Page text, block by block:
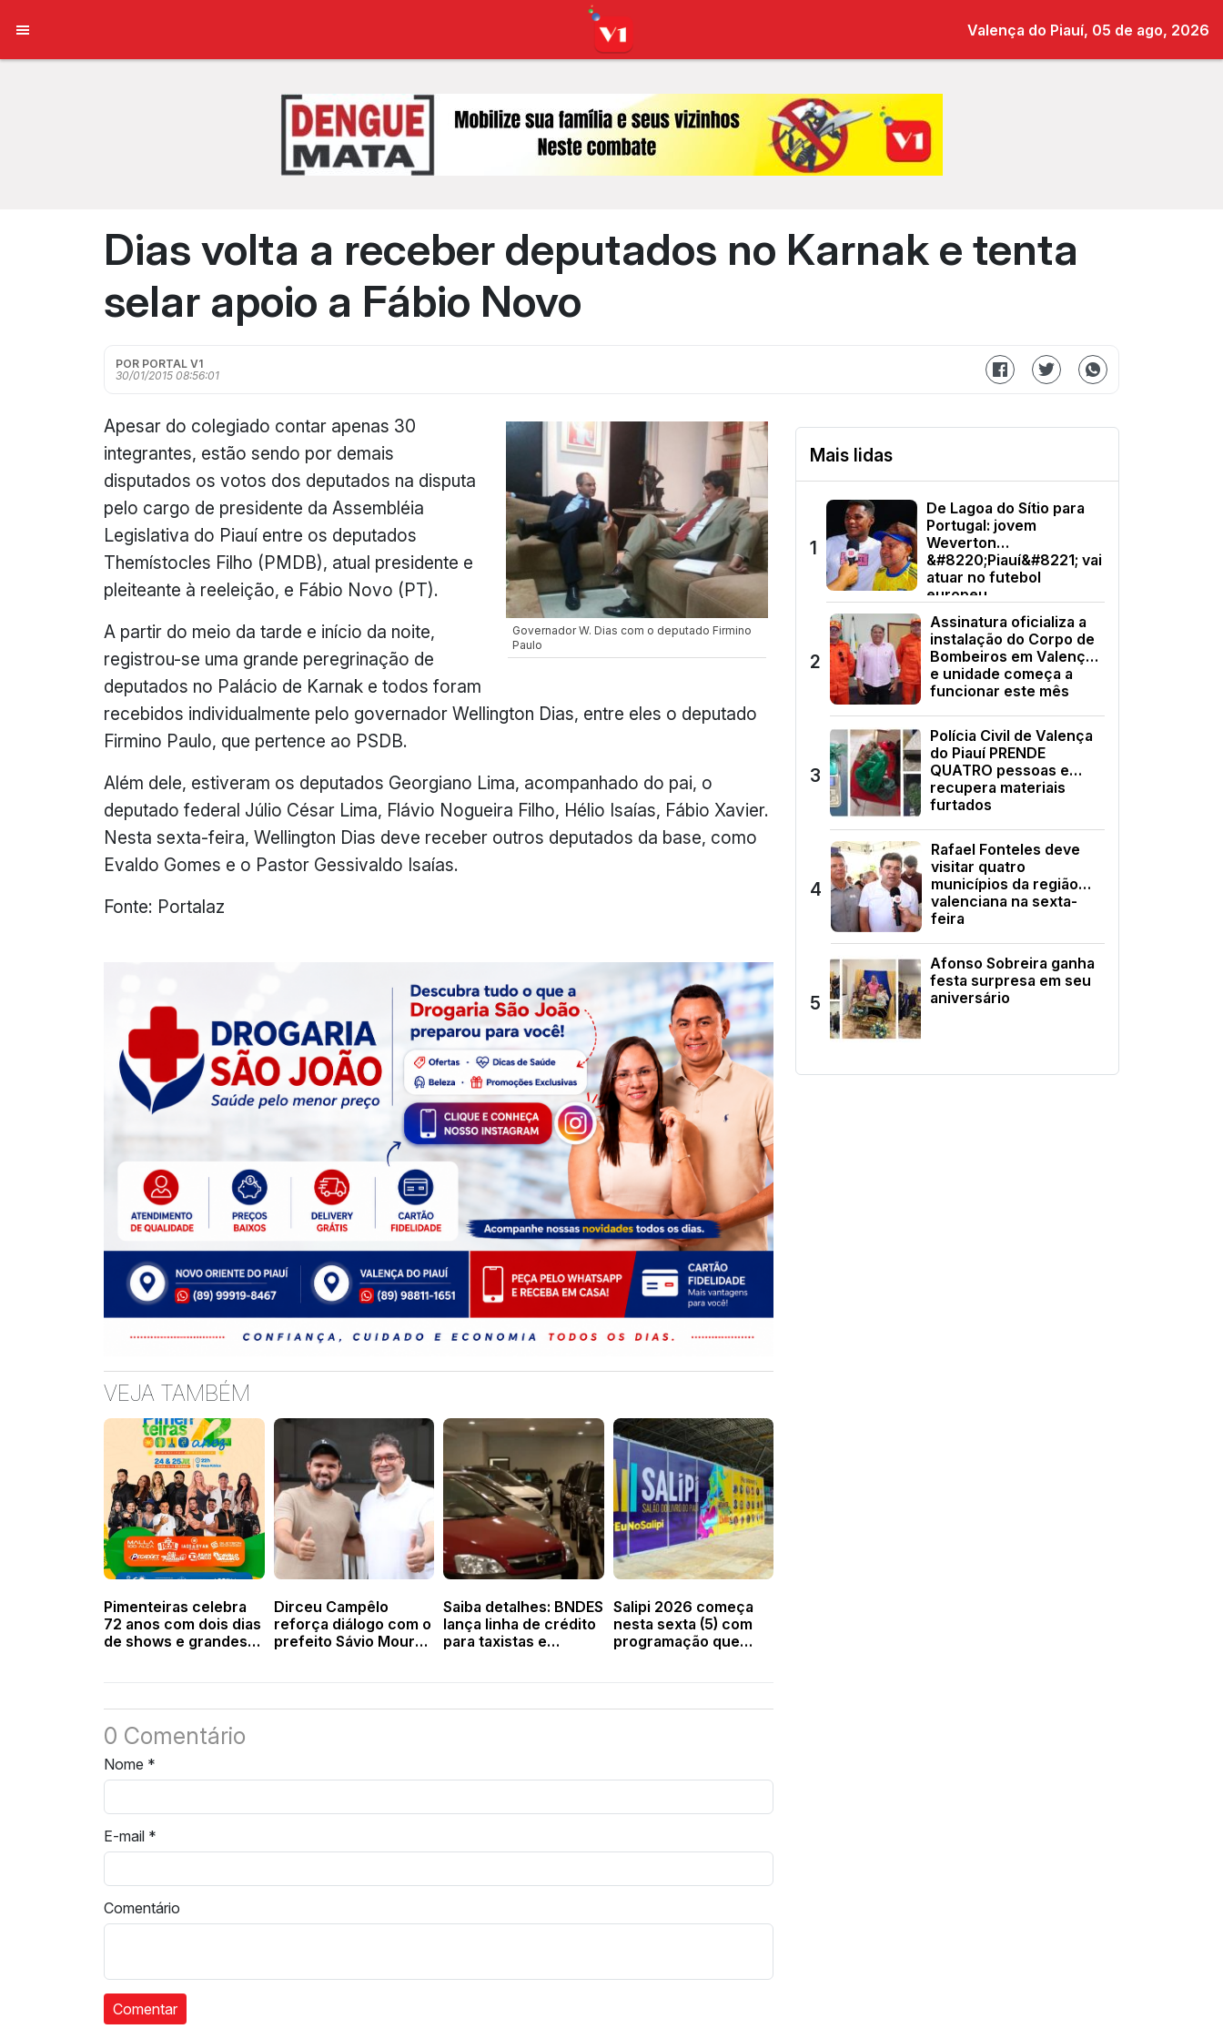
Valença do Piauí, 05 de ago, 2026
Dias volta a receber deputados no Karnak e tenta
selar apoio a Fábio Novo
POR PORTAL V1
30/01/2015 08:56:01
Governador W. Dias com o deputado Firmino
Paulo
Apesar do colegiado contar apenas 30
integrantes, estão sendo por demais
disputados os votos dos deputados na disputa
pelo cargo de presidente da Assembléia
Legislativa do Piauí entre os deputados
Themístocles Filho (PMDB), atual presidente e
pleiteante à reeleição, e Fábio Novo (PT).
A partir do meio da tarde e início da noite,
registrou-se uma grande peregrinação de
deputados no Palácio de Karnak e todos foram
recebidos individualmente pelo governador Wellington Dias, entre eles o deputado
Firmino Paulo, que pertence ao PSDB.
Além dele, estiveram os deputados Georgiano Lima, acompanhado do pai, o
deputado federal Júlio César Lima, Flávio Nogueira Filho, Hélio Isaías, Fábio Xavier.
Nesta sexta-feira, Wellington Dias deve receber outros deputados da base, como
Evaldo Gomes e o Pastor Gessivaldo Isaías.
Fonte: Portalaz
VEJA TAMBÉM
Pimenteiras celebra
72 anos com dois dias
de shows e grandes
Dirceu Campêlo
reforça diálogo com o
prefeito Sávio Moura
Saiba detalhes: BNDES
lança linha de crédito
para taxistas e
Salipi 2026 começa
nesta sexta (5) com
programação que
0 Comentário
Nome *
E-mail *
Comentário
Mais lidas
1
De Lagoa do Sítio para
Portugal: jovem
Weverton
&#8220;Piauí&#8221; vai
atuar no futebol
europeu
2
Assinatura oficializa a
instalação do Corpo de
Bombeiros em Valença
e unidade começa a
funcionar este mês
3
Polícia Civil de Valença
do Piauí PRENDE
QUATRO pessoas e
recupera materiais
furtados
4
Rafael Fonteles deve
visitar quatro
municípios da região
valenciana na sexta-
feira
5
Afonso Sobreira ganha
festa surpresa em seu
aniversário